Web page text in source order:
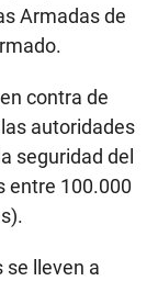
Armadas de
contra de
autoridades
seguridad del
entre 100.000
se lleven a